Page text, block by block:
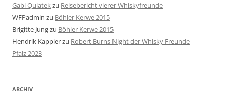
Gabi Quiatek zu Reisebericht vierer Whiskyfreunde
WFPadmin zu Böhler Kerwe 2015
Brigitte Jungzu Böhler Kerwe 2015
Hendrik Kapplerzu Robert Burns Night der Whisky Freunde
Pfalz 2023
ARCHIV